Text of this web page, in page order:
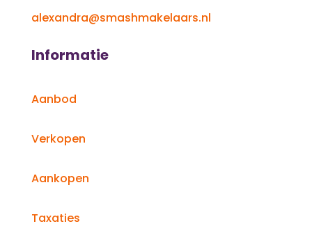
alexandra@smashmakelaars.nl
Informatie
Aanbod
Verkopen
Aankopen
Taxaties